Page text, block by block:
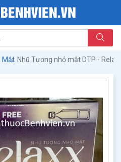
Mắt Nhũ Tương nhỏ mắt DTP -